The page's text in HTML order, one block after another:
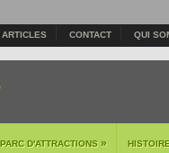
CONTACT QUI
PARC D'ATTRACTIONS »